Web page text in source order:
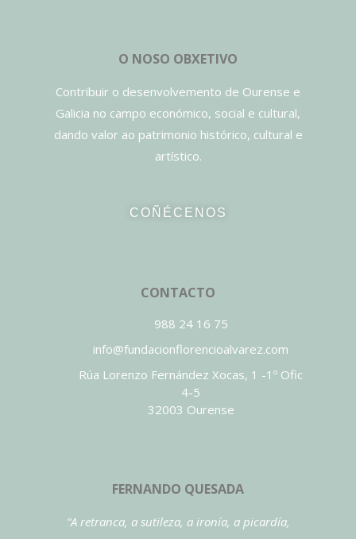
O NOSO OBXETIVO
Contribuir o desenvolvemento de Ourense e
Galicia no campo económico, social e cultural,
dando valor ao patrimonio histórico, cultural e
artístico.
COÑÉCENOS
CONTACTO
988 24 16 75
info@fundacionflorencioalvarez.com
Rúa Lorenzo Fernández Xocas, 1 -1º Ofic
4-5
32003 Ourense
FERNANDO QUESADA
“A retranca, a sutileza, a ironía, a picardía,